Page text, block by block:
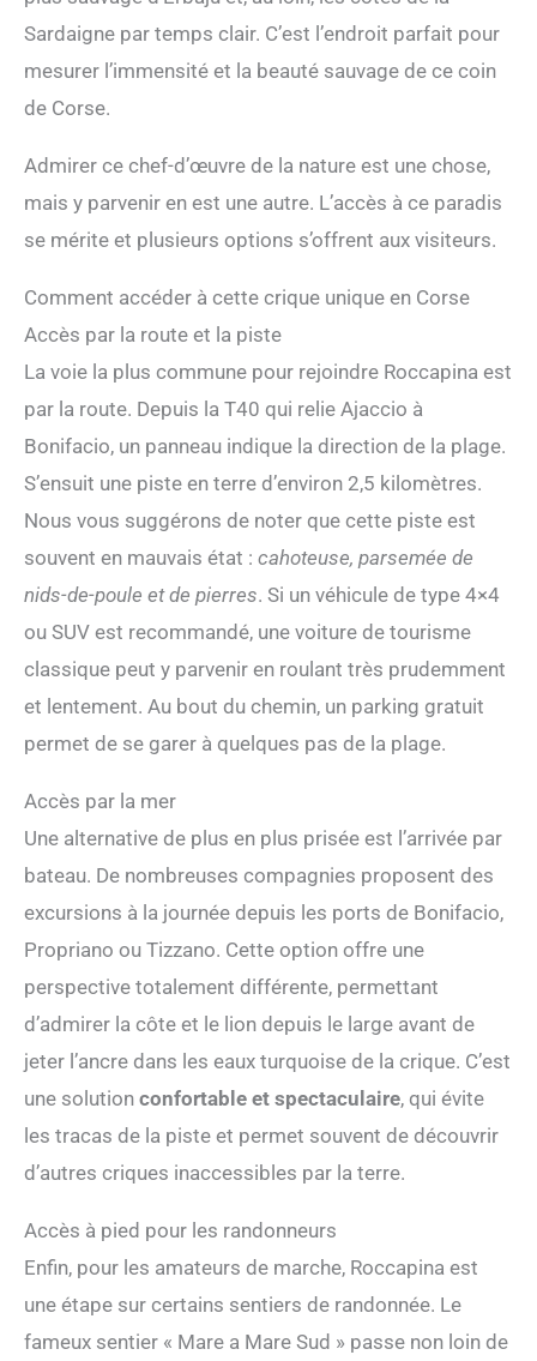
Sardaigne par temps clair. C’est l’endroit parfait pour
mesurer l’immensité et la beauté sauvage de ce coin
de Corse.
Admirer ce chef-d’œuvre de la nature est une chose,
mais y parvenir en est une autre. L’accès à ce paradis
se mérite et plusieurs options s’offrent aux visiteurs.
Comment accéder à cette crique unique en Corse
Accès par la route et la piste
La voie la plus commune pour rejoindre Roccapina est
par la route. Depuis la T40 qui relie Ajaccio à
Bonifacio, un panneau indique la direction de la plage.
S’ensuit une piste en terre d’environ 2,5 kilomètres.
Nous vous suggérons de noter que cette piste est
souvent en mauvais état : cahoteuse, parsemée de
nids-de-poule et de pierres. Si un véhicule de type 4×4
ou SUV est recommandé, une voiture de tourisme
classique peut y parvenir en roulant très prudemment
et lentement. Au bout du chemin, un parking gratuit
permet de se garer à quelques pas de la plage.
Accès par la mer
Une alternative de plus en plus prisée est l’arrivée par
bateau. De nombreuses compagnies proposent des
excursions à la journée depuis les ports de Bonifacio,
Propriano ou Tizzano. Cette option offre une
perspective totalement différente, permettant
d’admirer la côte et le lion depuis le large avant de
jeter l’ancre dans les eaux turquoise de la crique. C’est
une solution confortable et spectaculaire, qui évite
les tracas de la piste et permet souvent de découvrir
d’autres criques inaccessibles par la terre.
Accès à pied pour les randonneurs
Enfin, pour les amateurs de marche, Roccapina est
une étape sur certains sentiers de randonnée. Le
fameux sentier « Mare a Mare Sud » passe non loin de